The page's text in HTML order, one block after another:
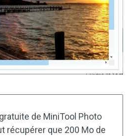
de MiniTool Photo
récupérer que 200 Mo de